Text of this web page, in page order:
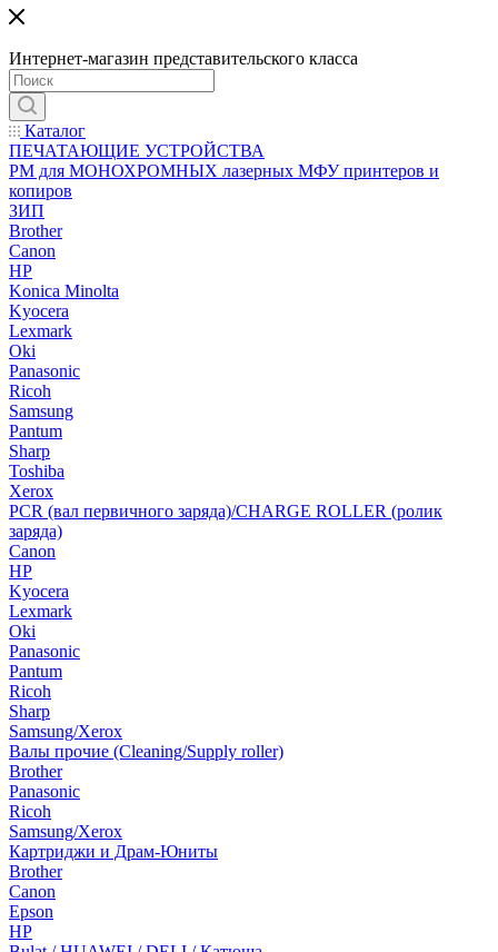
Интернет-магазин представительского класса
Каталог
ПЕЧАТАЮЩИЕ УСТРОЙСТВА
РМ для МОНОХРОМНЫХ лазерных МФУ принтеров и
копиров
ЗИП
Brother
Canon
HP
Konica Minolta
Kyocera
Lexmark
Oki
Panasonic
Ricoh
Samsung
Pantum
Sharp
Toshiba
Xerox
PCR (вал первичного заряда)/CHARGE ROLLER (ролик
заряда)
Canon
HP
Kyocera
Lexmark
Oki
Panasonic
Pantum
Ricoh
Sharp
Samsung/Xerox
Валы прочие (Cleaning/Supply roller)
Brother
Panasonic
Ricoh
Samsung/Xerox
Картриджи и Драм-Юниты
Brother
Canon
Epson
HP